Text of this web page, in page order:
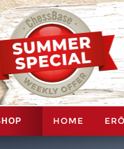
HOME